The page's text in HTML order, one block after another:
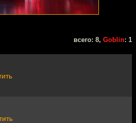
всего: 8, Goblin: 1